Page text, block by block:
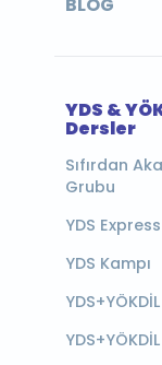
YDS &
Dersler
Sıfırdan
Grubu
YDS
YDS Kampı